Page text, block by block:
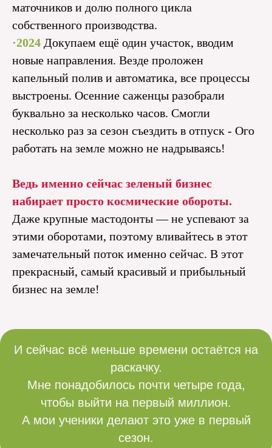
маточников и долю полного цикла
собственного производства.
·2024 Докупаем ещё один участок, вводим
новые направления. Везде проложен
капельный полив и автоматика, все процессы
выстроены. Осенние саженцы разобрали
буквально за несколько часов. Смогли
несколько раз за сезон съездить в отпуск - Ого
работать на земле можно не надрываясь!
Ведь именно сейчас зеленый бизнес
набирает просто космические обороты.
Даже крупные мастодонты — не успевают за
этими оборотами, поэтому вливайтесь в этот
замечательный поток именно сейчас. В этот
прекрасный, самый красивый и прибыльный
бизнес на земле!
И сейчас всё меньше времени остаётся на
раскачку.
Мне понадобилось почти четыре года,
чтобы выйти на первый миллион.
‌А мои ученики делают это уже в первый
сезон.